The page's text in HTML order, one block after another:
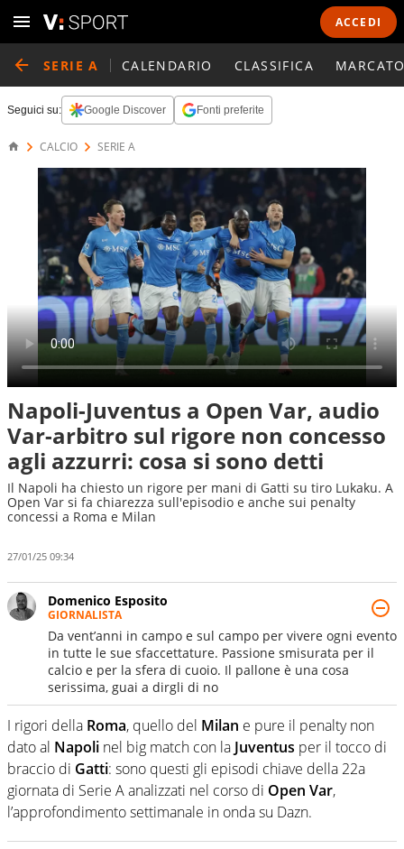
ACCEDI
SERIE A CALENDARIO CLASSIFICA
Seguici su: Google Discover Fonti preferite
CALCIO SERIE A
Napoli-Juventus a Open Var, audio
Var-arbitro sul rigore non concesso
agli azzurri: cosa si sono detti
Il Napoli ha chiesto un rigore per mani di Gatti su tiro Lukaku. A
Open Var si fa chiarezza sull'episodio e anche sui penalty
concessi a Roma e Milan
27/01/25 09:34
Domenico Esposito
GIORNALISTA
Da vent’anni in campo e sul campo per vivere ogni evento
in tutte le sue sfaccettature. Passione smisurata per il
calcio e per la sfera di cuoio. Il pallone è una cosa
serissima, guai a dirgli di no
I rigori della Roma, quello del Milan e pure il penalty non
dato al Napoli nel big match con la Juventus per il tocco di
braccio di Gatti: sono questi gli episodi chiave della 22a
giornata di Serie A analizzati nel corso di Open Var,
l’approfondimento settimanale in onda su Dazn.